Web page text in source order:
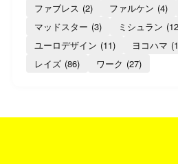
ファブレス (2) ファルケン (4)
マッドスター (3) ミシュラン
ユーロデザイン (11) ヨコハマ
レイズ (86) ワーク (27)